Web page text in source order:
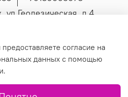
ул Геодезическая, д 4
контента без письменного
согласие на
данных с помощью